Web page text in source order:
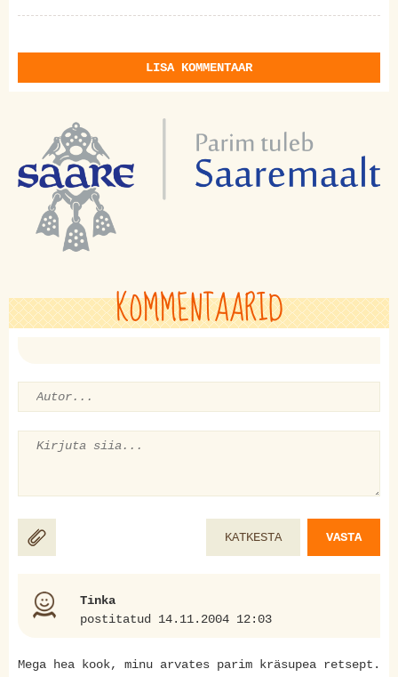
LISA KOMMENTAAR
KOMMENTAARID
KATKESTA VASTA
Tinka
postitatud 14.11.2004 12:03
Mega hea kook, minu arvates parim kräsupea retsept.